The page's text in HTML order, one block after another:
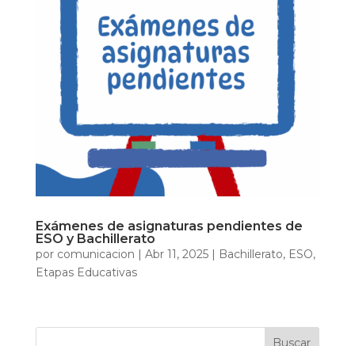
Exámenes de asignaturas pendientes de
ESO y Bachillerato
por comunicacion | Abr 11, 2025| Bachillerato, ESO,
Etapas Educativas
Buscar